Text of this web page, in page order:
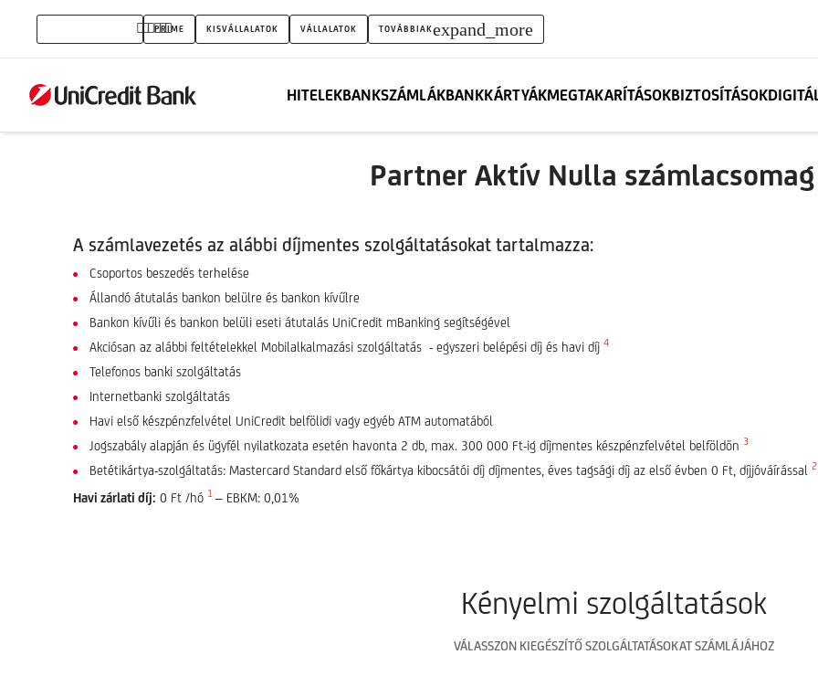
UniCredit
Bank
Credipass
PRIME KISVÁLLALATOK VÁLLALATOK TOVÁBBIAKexpand_more
HITELEKBANKSZÁMLÁKBANKKÁRTYÁKMEGTAKARÍTÁSOKBIZTOSÍTÁSOK
Partner Aktív Nulla számlacsomag
A számlavezetés az alábbi díjmentes szolgáltatásokat tartalmazza:
Csoportos beszedés terhelése
Állandó átutalás bankon belülre és bankon kívűlre
Bankon kívűli és bankon belüli eseti átutalás UniCredit mBanking segítségével
Akciósan az alábbi feltételekkel Mobilalkalmazási szolgáltatás - egyszeri belépési díj és havi díj 4
Telefonos banki szolgáltatás
Internetbanki szolgáltatás
Havi első készpénzfelvétel UniCredit belfölidi vagy egyéb ATM automatából
Jogszabály alapján és ügyfél nyilatkozata esetén havonta 2 db, max. 300 000 Ft-ig díjmentes készpénzfelvétel belföldön 3
Betétikártya-szolgáltatás: Mastercard Standard első főkártya kibocsátói díj díjmentes, éves tagsági díj az első évben 0 Ft, díjjóváírással 2
Havi zárlati díj: 0 Ft /hó 1 – EBKM: 0,01%
Kényelmi szolgáltatások
VÁLASSZON KIEGÉSZÍTŐ SZOLGÁLTATÁSOKAT SZÁMLÁJÁHOZ